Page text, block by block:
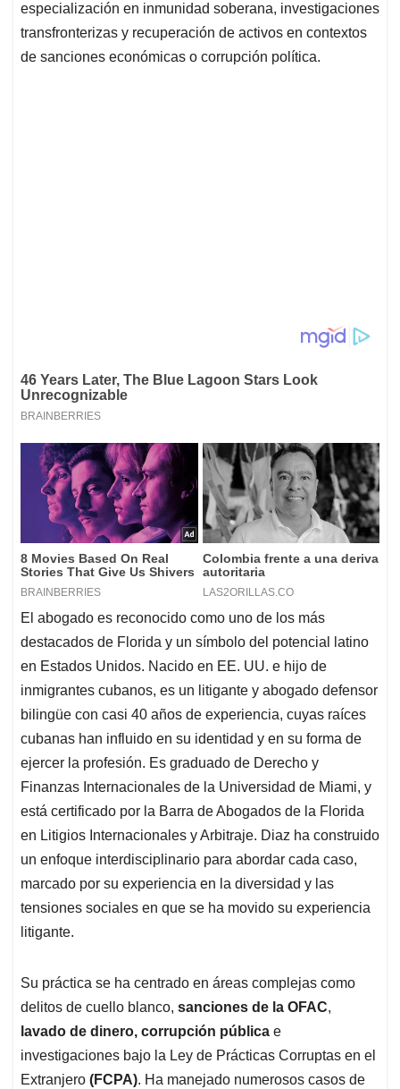
especialización en inmunidad soberana, investigaciones
transfronterizas y recuperación de activos en contextos
de sanciones económicas o corrupción política.
El abogado es reconocido como uno de los más
destacados de Florida y un símbolo del potencial latino
en Estados Unidos. Nacido en EE. UU. e hijo de
inmigrantes cubanos, es un litigante y abogado defensor
bilingüe con casi 40 años de experiencia, cuyas raíces
cubanas han influido en su identidad y en su forma de
ejercer la profesión. Es graduado de Derecho y
Finanzas Internacionales de la Universidad de Miami, y
está certificado por la Barra de Abogados de la Florida
en Litigios Internacionales y Arbitraje. Diaz ha construido
un enfoque interdisciplinario para abordar cada caso,
marcado por su experiencia en la diversidad y las
tensiones sociales en que se ha movido su experiencia
litigante.
Su práctica se ha centrado en áreas complejas como
delitos de cuello blanco, sanciones de la OFAC,
lavado de dinero, corrupción pública e
investigaciones bajo la Ley de Prácticas Corruptas en el
Extranjero (FCPA). Ha manejado numerosos casos de